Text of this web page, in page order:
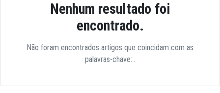
Nenhum resultado foi
encontrado.
Não foram encontrados artigos que coincidam com as
palavras-chave: .